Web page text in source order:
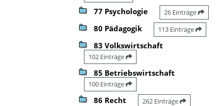
77 Psychologie 26 Einträge
80 Pädagogik 113 Einträge
83 Volkswirtschaft
102 Einträge
85 Betriebswirtschaft
100 Einträge
86 Recht 262 Einträge